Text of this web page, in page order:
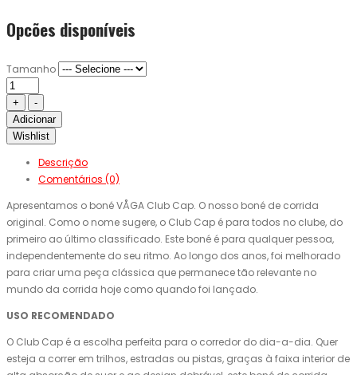
Opcões disponíveis
Tamanho
Adicionar
Wishlist
Descrição
Comentários (0)
Apresentamos o boné VÅGA Club Cap. O nosso boné de corrida
original. Como o nome sugere, o Club Cap é para todos no clube, do
primeiro ao último classificado. Este boné é para qualquer pessoa,
independentemente do seu ritmo. Ao longo dos anos, foi melhorado
para criar uma peça clássica que permanece tão relevante no
mundo da corrida hoje como quando foi lançado.
USO RECOMENDADO
O Club Cap é a escolha perfeita para o corredor do dia-a-dia. Quer
esteja a correr em trilhos, estradas ou pistas, graças à faixa interior de